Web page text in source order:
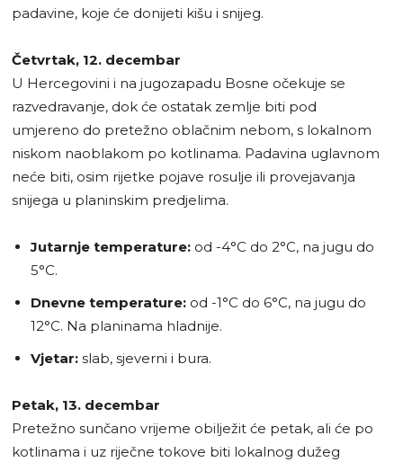
padavine, koje će donijeti kišu i snijeg.
Četvrtak, 12. decembar
U Hercegovini i na jugozapadu Bosne očekuje se
razvedravanje, dok će ostatak zemlje biti pod
umjereno do pretežno oblačnim nebom, s lokalnom
niskom naoblakom po kotlinama. Padavina uglavnom
neće biti, osim rijetke pojave rosulje ili provejavanja
snijega u planinskim predjelima.
Jutarnje temperature: od -4°C do 2°C, na jugu do
5°C.
Dnevne temperature: od -1°C do 6°C, na jugu do
12°C. Na planinama hladnije.
Vjetar: slab, sjeverni i bura.
Petak, 13. decembar
Pretežno sunčano vrijeme obilježit će petak, ali će po
kotlinama i uz riječne tokove biti lokalnog dužeg